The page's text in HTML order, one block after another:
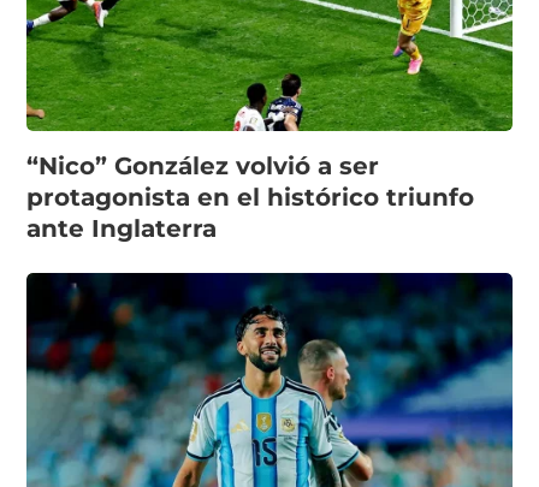
“Nico” González volvió a ser
protagonista en el histórico triunfo
ante Inglaterra